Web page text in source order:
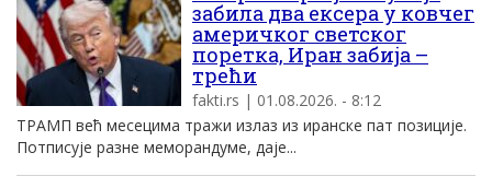
забила два ексера у ковчег
америчког светског
поретка, Иран забија –
трећи
fakti.rs | 01.08.2026. - 8:12
ТРАМП већ месецима тражи излаз из иранске пат позиције.
Потписује разне меморандуме, даје...